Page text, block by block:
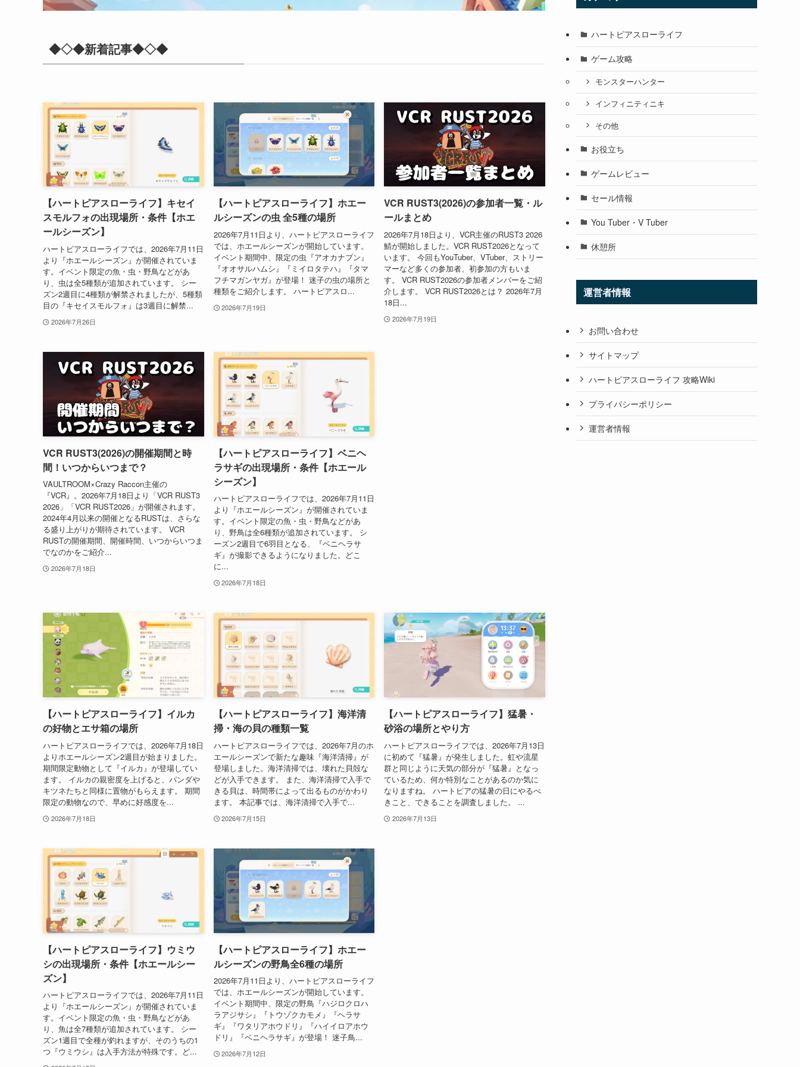
◆◇◆新着記事◆◇◆
【ハートピアスローライフ】キセイ
スモルフォの出現場所・条件【ホエ
ールシーズン】
ハートピアスローライフでは、2026年7月11日
より『ホエールシーズン』が開催されていま
す。イベント限定の魚・虫・野鳥などがあ
り、虫は全5種類が追加されています。 シー
ズン2週目に4種類が解禁されましたが、5種類
目の『キセイスモルフォ』は3週目に解禁...
2026年7月26日
【ハートピアスローライフ】ホエー
ルシーズンの虫 全5種の場所
2026年7月11日より、ハートピアスローライフ
では、ホエールシーズンが開始しています。
イベント期間中、限定の虫『アオカナブン』
『オオサルハムシ』『ミイロタテハ』『タマ
フチマガンヤガ』が登場！ 迷子の虫の場所と
種類をご紹介します。 ハートピアスロ...
2026年7月19日
VCR RUST3(2026)の参加者一覧・ル
ールまとめ
2026年7月18日より、VCR主催のRUST3 2026
鯖が開始しました。VCR RUST2026となって
います。 今回もYouTuber、VTuber、ストリー
マーなど多くの参加者、初参加の方もいま
す。 VCR RUST2026の参加者メンバーをご紹
介します。 VCR RUST2026とは？ 2026年7月
18日...
2026年7月19日
VCR RUST3(2026)の開催期間と時
間！いつからいつまで？
VAULTROOM×Crazy Raccon主催の
『VCR』。2026年7月18日より「VCR RUST3
2026」「VCR RUST2026」が開催されます。
2024年4月以来の開催となるRUSTは、さらな
る盛り上がりが期待されています。 VCR
RUSTの開催期間、開催時間、いつからいつま
でなのかをご紹介...
2026年7月18日
【ハートピアスローライフ】ベニヘ
ラサギの出現場所・条件【ホエール
シーズン】
ハートピアスローライフでは、2026年7月11日
より『ホエールシーズン』が開催されていま
す。イベント限定の魚・虫・野鳥などがあ
り、野鳥は全6種類が追加されています。 シ
ーズン2週目で6羽目となる、『ベニヘラサ
ギ』が撮影できるようになりました。どこ
に...
2026年7月18日
【ハートピアスローライフ】イルカ
の好物とエサ箱の場所
ハートピアスローライフでは、2026年7月18日
よりホエールシーズン2週目が始まりました。
期間限定動物として『イルカ』が登場してい
ます。 イルカの親密度を上げると、パンダや
キツネたちと同様に置物がもらえます。 期間
限定の動物なので、早めに好感度を...
2026年7月18日
【ハートピアスローライフ】海洋清
掃・海の貝の種類一覧
ハートピアスローライフでは、2026年7月のホ
エールシーズンで新たな趣味『海洋清掃』が
登場しました。海洋清掃では、壊れた貝殻な
どが入手できます。 また、海洋清掃で入手で
きる貝は、時間帯によって出るものがかわり
ます。 本記事では、海洋清掃で入手で...
2026年7月15日
【ハートピアスローライフ】猛暑・
砂浴の場所とやり方
ハートピアスローライフでは、2026年7月13日
に初めて『猛暑』が発生しました。虹や流星
群と同じように天気の部分が『猛暑』となっ
ているため、何か特別なことがあるのか気に
なりますね。 ハートピアの猛暑の日にやるべ
きこと、できることを調査しました。 ...
2026年7月13日
【ハートピアスローライフ】ウミウ
シの出現場所・条件【ホエールシー
ズン】
ハートピアスローライフでは、2026年7月11日
より『ホエールシーズン』が開催されていま
す。イベント限定の魚・虫・野鳥などがあ
り、魚は全7種類が追加されています。 シー
ズン1週目で全種が釣れますが、そのうちの1
つ『ウミウシ』は入手方法が特殊です。ど...
【ハートピアスローライフ】ホエー
ルシーズンの野鳥全6種の場所
2026年7月11日より、ハートピアスローライフ
では、ホエールシーズンが開始しています。
イベント期間中、限定の野鳥『ハジロクロハ
ラアジサシ』『トウゾクカモメ』『ヘラサ
ギ』『ワタリアホウドリ』『ハイイロアホウ
ドリ』『ベニヘラサギ』が登場！ 迷子鳥...
2026年7月12日
ハートピアスローライフ
ゲーム攻略
モンスターハンター
インフィニティニキ
その他
お役立ち
ゲームレビュー
セール情報
You Tuber・V Tuber
休憩所
運営者情報
お問い合わせ
サイトマップ
ハートピアスローライフ 攻略Wiki
プライバシーポリシー
運営者情報